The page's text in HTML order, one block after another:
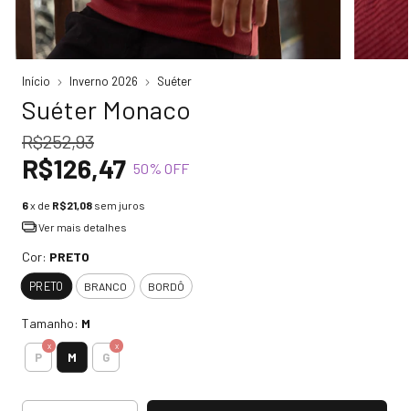
Início Inverno 2026 Suéter
Suéter Monaco
R$252,93
R$126,47 50% OFF
6x de R$21,08 sem juros
Ver mais detalhes
Cor: PRETO
PRETO BRANCO BORDÔ
Tamanho: M
P M G